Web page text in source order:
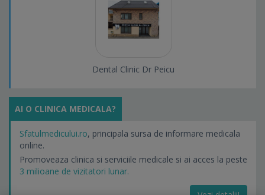
Dental Clinic Dr Peicu
AI O CLINICA MEDICALA?
Sfatulmedicului.ro, principala sursa de informare medicala
online.
Promoveaza clinica si serviciile medicale si ai acces la peste
3 milioane de vizitatori lunar.